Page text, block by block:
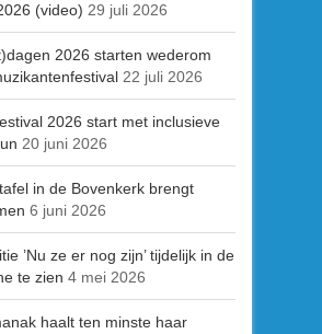
(video) 29 juli 2026
2026 starten wederom
22 juli 2026
2026 start met inclusieve
20 juni 2026
in de Bovenkerk brengt
6 juni 2026
’Nu ze er nog zijn’ tijdelijk in de
te zien 4 mei 2026
haalt ten minste haar